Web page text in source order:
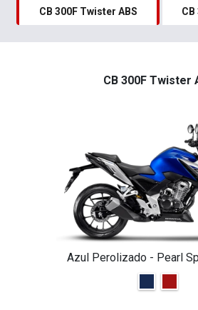
CB 300F Twister ABS
CB 300F Twister
Azul Perolizado - Pearl